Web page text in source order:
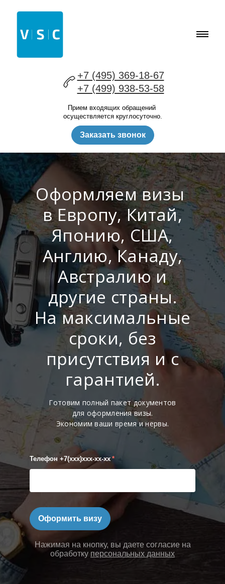
+7 (495) 369-18-67
+7 (499) 938-53-58
Прием входящих обращений
осуществляется круглосуточно.
Заказать звонок
Оформляем визы
в Европу, Китай,
Японию, США,
Англию, Канаду,
Австралию и
другие страны.
На максимальные
сроки, без
присутствия и с
гарантией.
Готовим полный пакет документов
для оформления визы.
Экономим ваши время и нервы.
Телефон +7(xxx)xxx-xx-xx *
Оформить визу
Нажимая на кнопку, вы даете согласие на
обработку персональных данных